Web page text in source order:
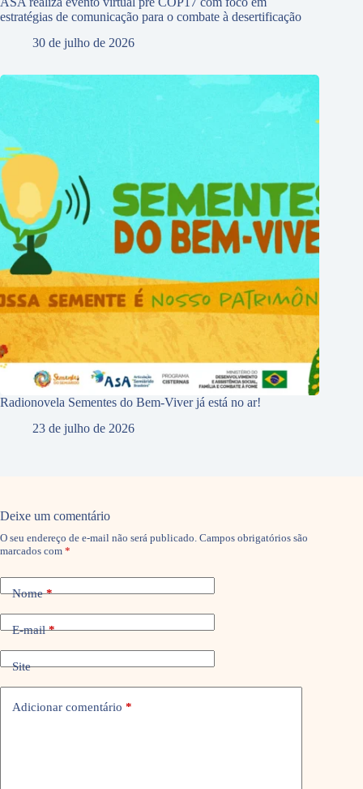
estratégias de comunicação para o combate à desertificação
30 de julho de 2026
Radionovela Sementes do Bem-Viver já está no ar!
23 de julho de 2026
Deixe um comentário
O seu endereço de e-mail não será publicado. Campos obrigatórios são
marcados com *
Nome*
E-mail*
Site
Adicionar comentário *